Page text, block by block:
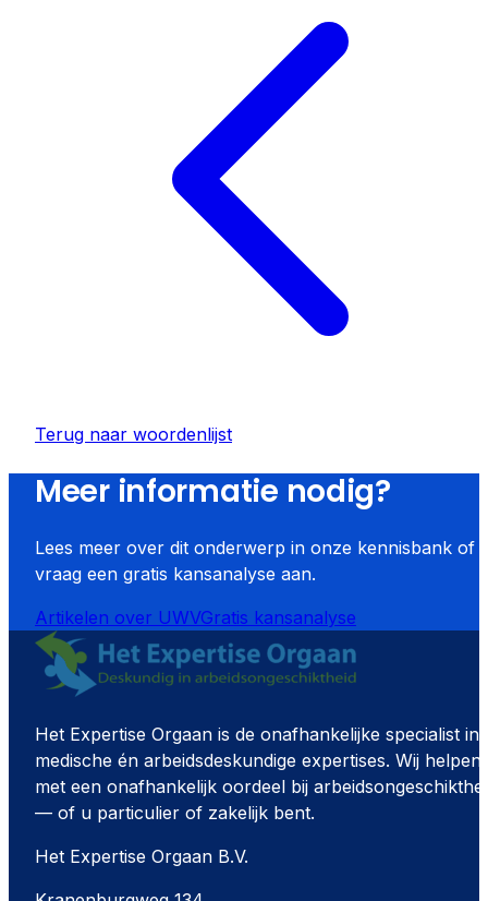
Terug naar woordenlijst
Meer informatie nodig?
Lees meer over dit onderwerp in onze kennisbank of
vraag een gratis kansanalyse aan.
Artikelen over UWVGratis kansanalyse
Het Expertise Orgaan is de onafhankelijke specialist in
medische én arbeidsdeskundige expertises. Wij helpen
met een onafhankelijk oordeel bij
— of u particulier of zakelijk bent.
Het Expertise Orgaan B.V.